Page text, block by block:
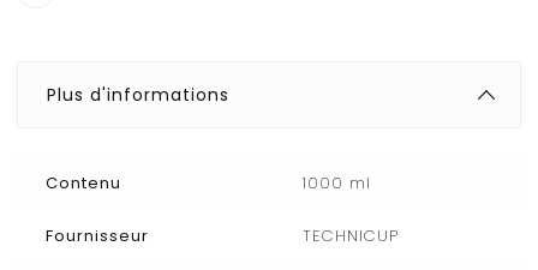
Plus d'informations
Contenu 1000 ml
Fournisseur TECHNICUP